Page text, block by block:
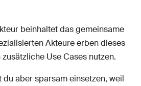
beinhaltet das gemeinsame
Akteure erben dieses
Use Cases nutzen.
du aber sparsam einsetzen, weil